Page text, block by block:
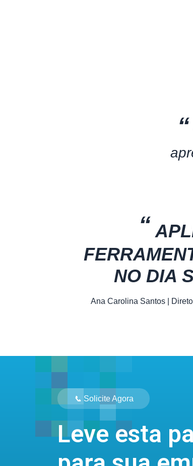
“
“
NO DIA
Ana Carolina Santos |
📞 Solicite Agora
Leve esta